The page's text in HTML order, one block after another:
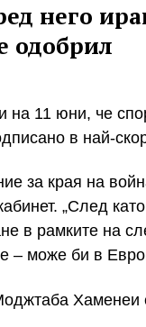
него
одобрил
11 юни, че
в най-
за края на
„След
в рамките на
– може би в
Хаменеи